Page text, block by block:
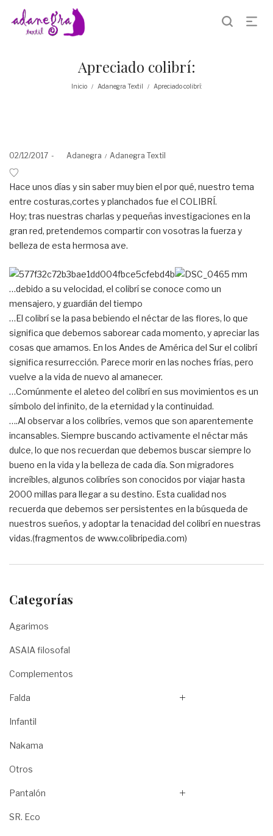
Apreciado colibrí:
Inicio / Adanegra Textil / Apreciado colibrí:
Posted
on
02/12/2017 byAdanegra
Posted
Adanegra Textil
Hace unos días y sin saber muy bien el por qué, nuestro tema
entre costuras,cortes y planchados fue el COLIBRÍ.
Hoy; tras nuestras charlas y pequeñas investigaciones en la
gran red, pretendemos compartir con vosotras la fuerza y
belleza de esta hermosa ave.
…debido a su velocidad, el colibrí se conoce como un
mensajero, y guardián del tiempo
…El colibrí se la pasa bebiendo el néctar de las flores, lo que
significa que debemos saborear cada momento, y apreciar las
cosas que amamos. En los Andes de América del Sur el colibrí
significa resurrección. Parece morir en las noches frías, pero
vuelve a la vida de nuevo al amanecer.
…Comúnmente el aleteo del colibrí en sus movimientos es un
símbolo del infinito, de la eternidad y la continuidad.
….Al observar a los colibríes, vemos que son aparentemente
incansables. Siempre buscando activamente el néctar más
dulce, lo que nos recuerdan que debemos buscar siempre lo
bueno en la vida y la belleza de cada día. Son migradores
increíbles, algunos colibríes son conocidos por viajar hasta
2000 millas para llegar a su destino. Esta cualidad nos
recuerda que debemos ser persistentes en la búsqueda de
nuestros sueños, y adoptar la tenacidad del colibrí en nuestras
vidas.(fragmentos de www.colibripedia.com)
Categorías
Agarimos
ASAIA filosofal
Complementos
Falda
Infantil
Nakama
Otros
Pantalón
SR. Eco